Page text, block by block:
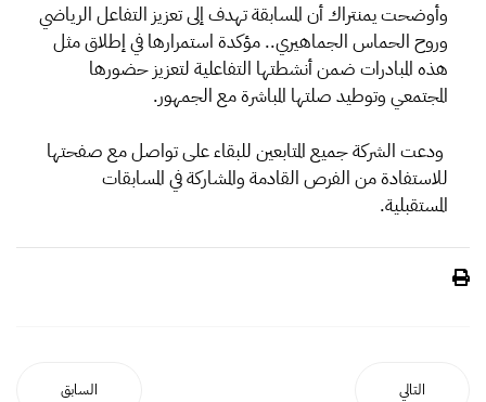
وأوضحت يمنتراك أن المسابقة تهدف إلى تعزيز التفاعل الرياضي
وروح الحماس الجماهيري.. مؤكدة استمرارها في إطلاق مثل
هذه المبادرات ضمن أنشطتها التفاعلية لتعزيز حضورها
المجتمعي وتوطيد صلتها المباشرة مع الجمهور.
ودعت الشركة جميع المتابعين للبقاء على تواصل مع صفحتها
للاستفادة من الفرص القادمة والمشاركة في المسابقات
المستقبلية.
السابق التالي